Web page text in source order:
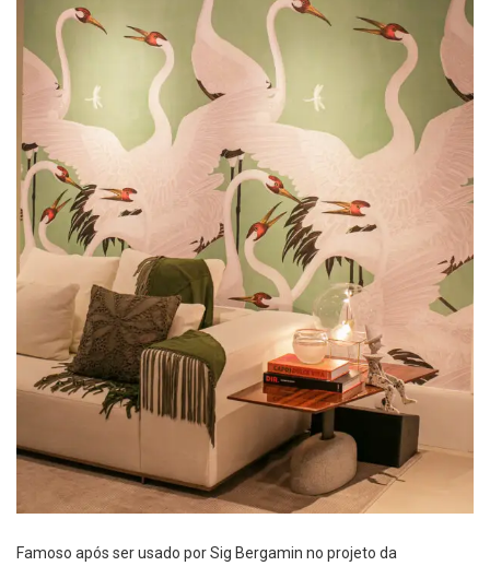
Famoso após ser usado por Sig Bergamin no projeto da